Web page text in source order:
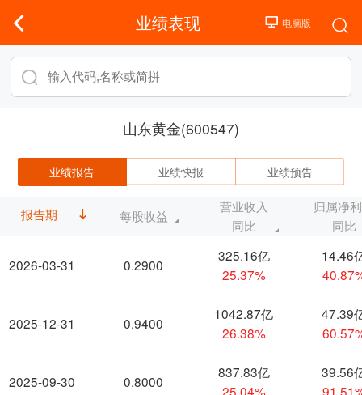
业绩表现
山东黄金(600547)
业绩报告 业绩快报 业绩预告
报告期
2026-03-31
2025-12-31
2025-09-30
每股收益
营业收入
同比
归属净
同比
0.2900
325.16亿
25.37%
14.46
0.9400
1042.87亿
26.38%
47.39
0.8000
837.83亿
25.04%
39.56